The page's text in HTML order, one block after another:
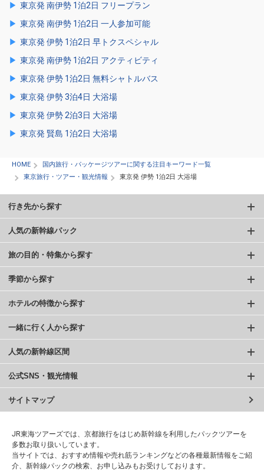
東京発 南伊勢 1泊2日 フリープラン
東京発 南伊勢 1泊2日 一人参加可能
東京発 伊勢 1泊2日 早トクスペシャル
東京発 南伊勢 1泊2日 アクティビティ
東京発 伊勢 1泊2日 無料シャトルバス
東京発 伊勢 3泊4日 大浴場
東京発 伊勢 2泊3日 大浴場
東京発 賢島 1泊2日 大浴場
HOME
国内旅行・パッケージツアーに関する注目キーワード一覧
東京旅行・ツアー・観光情報
東京発 伊勢 1泊2日 大浴場
行き先から探す
人気の新幹線パック
旅の目的・特集から探す
季節から探す
ホテルの特徴から探す
一緒に行く人から探す
人気の新幹線区間
公式SNS・観光情報
サイトマップ
JR東海ツアーズでは、京都旅行をはじめ新幹線を利用したパックツアーを
多数お取り扱いしています。
当サイトでは、おすすめ情報や売れ筋ランキングなどの各種最新情報をご紹
介、新幹線パックの検索、お申し込みもお受けしております。